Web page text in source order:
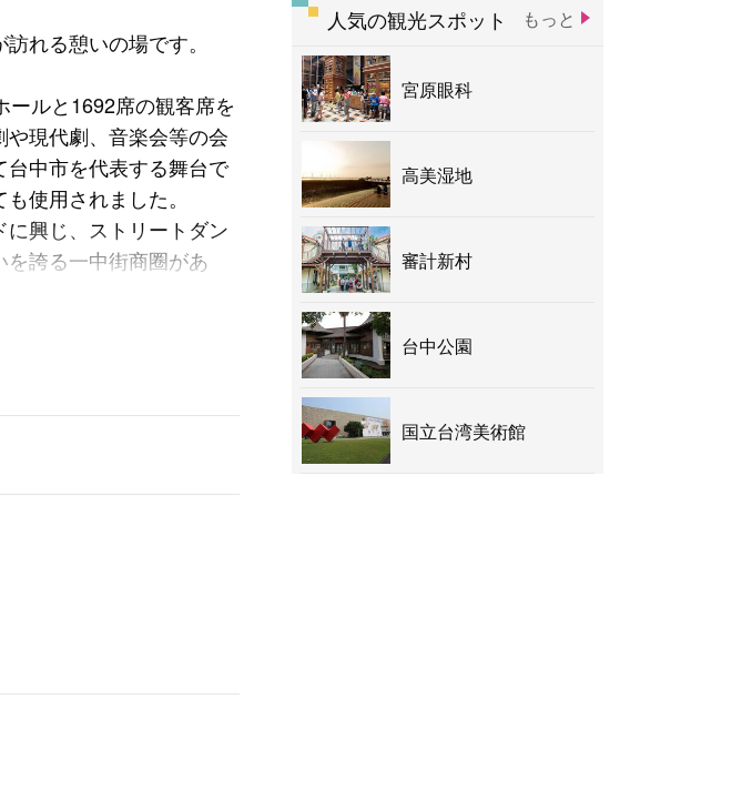
れる憩いの場です。
ルと1692席の観客席を
現代劇、音楽会等の会
中市を代表する舞台で
使用されました。
に興じ、ストリートダン
誇る一中街商圈があ
人気の観光スポット もっと
宮原眼科
高美湿地
審計新村
台中公園
国立台湾美術館